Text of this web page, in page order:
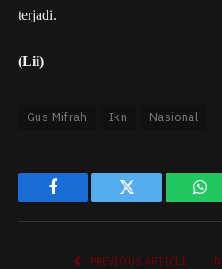
terjadi.
(Lii)
Gus Mifrah Ikn Nasional
Facebook Twitter
PREVIOUS ARTICLE